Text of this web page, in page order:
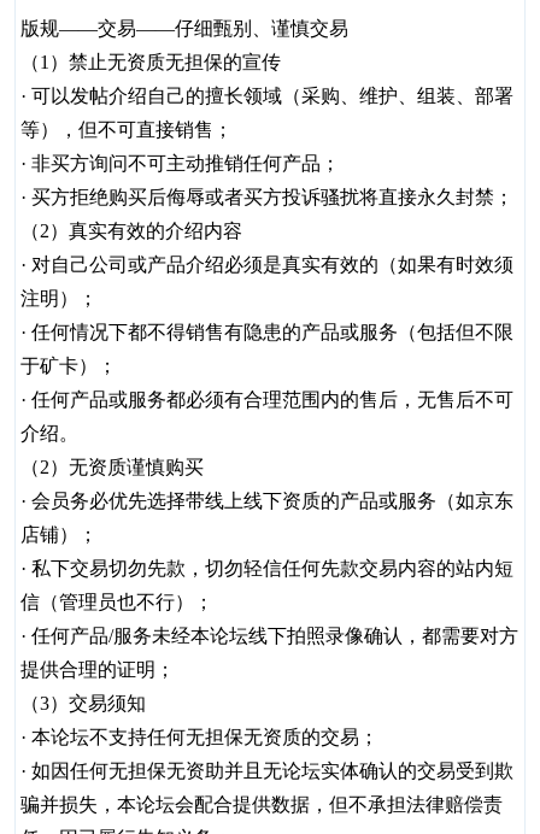
版规——交易——仔细甄别、谨慎交易
（1）禁止无资质无担保的宣传
· 可以发帖介绍自己的擅长领域（采购、维护、组装、部署
等），但不可直接销售；
· 非买方询问不可主动推销任何产品；
· 买方拒绝购买后侮辱或者买方投诉骚扰将直接永久封禁；
（2）真实有效的介绍内容
· 对自己公司或产品介绍必须是真实有效的（如果有时效须
注明）；
· 任何情况下都不得销售有隐患的产品或服务（包括但不限
于矿卡）；
· 任何产品或服务都必须有合理范围内的售后，无售后不可
介绍。
（2）无资质谨慎购买
· 会员务必优先选择带线上线下资质的产品或服务（如京东
店铺）；
· 私下交易切勿先款，切勿轻信任何先款交易内容的站内短
信（管理员也不行）；
· 任何产品/服务未经本论坛线下拍照录像确认，都需要对方
提供合理的证明；
（3）交易须知
· 本论坛不支持任何无担保无资质的交易；
· 如因任何无担保无资助并且无论坛实体确认的交易受到欺
骗并损失，本论坛会配合提供数据，但不承担法律赔偿责